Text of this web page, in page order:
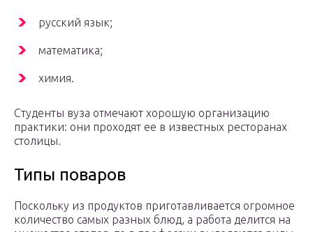
русский язык;
математика;
химия.
Студенты вуза отмечают хорошую организацию
практики: они проходят ее в известных ресторанах
столицы.
Типы поваров
Поскольку из продуктов приготавливается огромное
количество самых разных блюд, а работа делится на